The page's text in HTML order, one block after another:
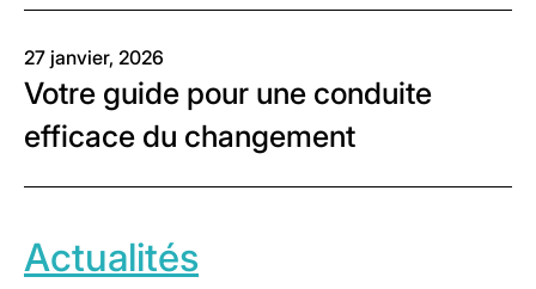
27 janvier, 2026
Votre guide pour une conduite
efficace du changement
Actualités